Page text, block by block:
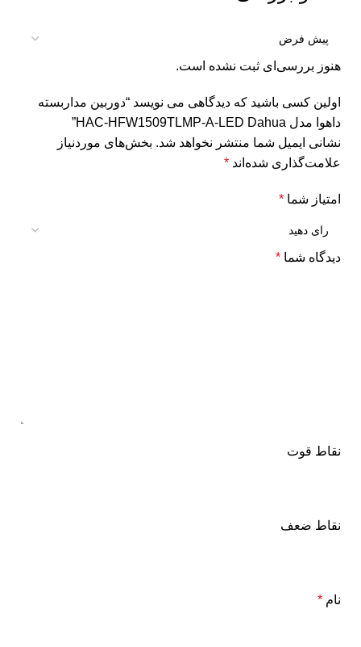
هنوز بررسی‌ای ثبت نشده است.
اولین کسی باشید که دیدگاهی می نویسد “دوربین مداربسته
داهوا مدل HAC-HFW1509TLMP-A-LED Dahua”
نشانی ایمیل شما منتشر نخواهد شد. بخش‌های موردنیاز
علامت‌گذاری شده‌اند *
امتیاز شما *
دیدگاه شما *
نقاط قوت
نقاط ضعف
نام *